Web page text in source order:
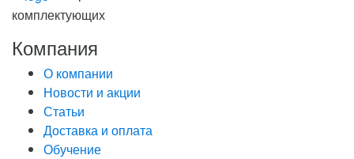
комплектующих
Компания
О компании
Новости и акции
Статьи
Доставка и оплата
Обучение